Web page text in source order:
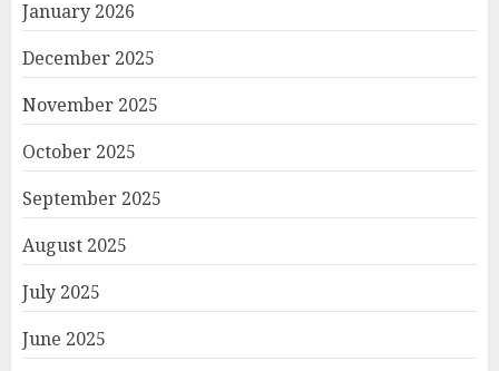
January 2026
December 2025
November 2025
October 2025
September 2025
August 2025
July 2025
June 2025